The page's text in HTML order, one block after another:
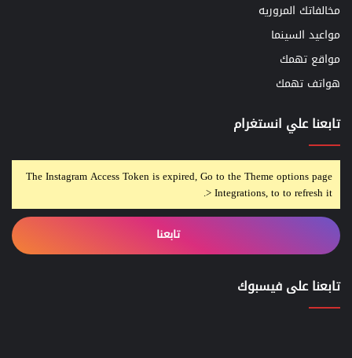
مخالفاتك المروريه
مواعيد السينما
مواقع تهمك
هواتف تهمك
تابعنا علي انستغرام
The Instagram Access Token is expired, Go to the Theme options page
> Integrations, to to refresh it.
تابعنا
تابعنا على فيسبوك